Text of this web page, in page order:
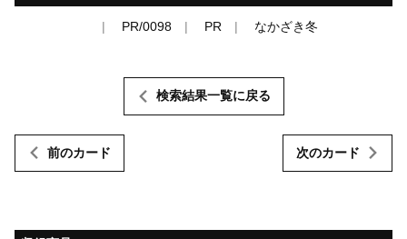
PR/0098 PR なかざき冬
前のカード
検索結果一覧に戻る
次のカード